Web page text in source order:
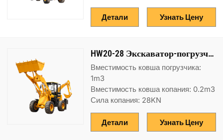
Узнать Цену
Детали
HW20-28 Экскаватор-погрузчик
Вместимость ковша погрузчика:
1m3
Вместимость ковша копания: 0.2m3
Сила копания: 28KN
Узнать Цену
Детали